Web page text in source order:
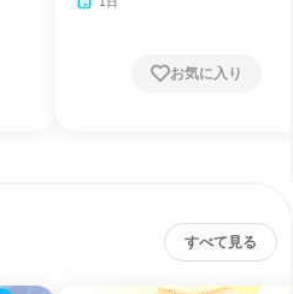
お気に入り
すべて見る